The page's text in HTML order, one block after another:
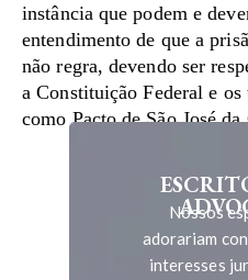
instância que podem e
entendimento de que a
não regra, devendo ser
a Constituição Federal e
como Pacto de São José
Nossos
adorariam
interesses